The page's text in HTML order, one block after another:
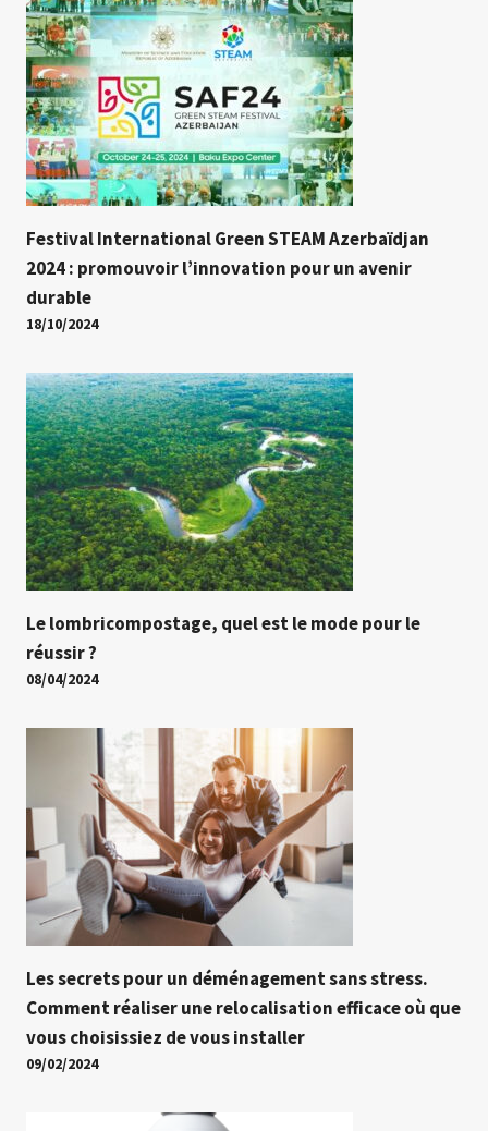
Festival International Green STEAM Azerbaïdjan
2024 : promouvoir l’innovation pour un avenir
durable
18/10/2024
Le lombricompostage, quel est le mode pour le
réussir ?
08/04/2024
Les secrets pour un déménagement sans stress.
Comment réaliser une relocalisation efficace où que
vous choisissiez de vous installer
09/02/2024